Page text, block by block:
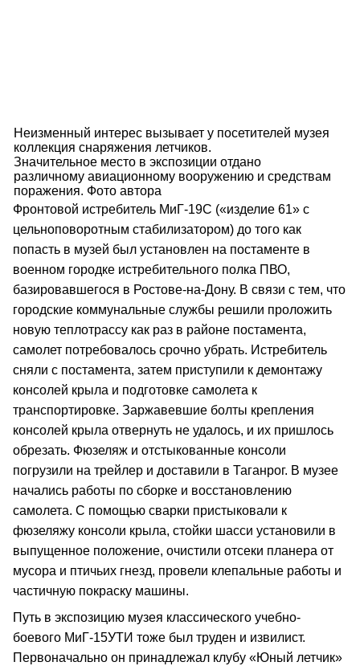
Неизменный интерес вызывает у посетителей музея
коллекция снаряжения летчиков.
Значительное место в экспозиции отдано
различному авиационному вооружению и средствам
поражения. Фото автора
Фронтовой истребитель МиГ-19С («изделие 61» с
цельноповоротным стабилизатором) до того как
попасть в музей был установлен на постаменте в
военном городке истребительного полка ПВО,
базировавшегося в Ростове-на-Дону. В связи с тем, что
городские коммунальные службы решили проложить
новую теплотрассу как раз в районе постамента,
самолет потребовалось срочно убрать. Истребитель
сняли с постамента, затем приступили к демонтажу
консолей крыла и подготовке самолета к
транспортировке. Заржавевшие болты крепления
консолей крыла отвернуть не удалось, и их пришлось
обрезать. Фюзеляж и отстыкованные консоли
погрузили на трейлер и доставили в Таганрог. В музее
начались работы по сборке и восстановлению
самолета. С помощью сварки пристыковали к
фюзеляжу консоли крыла, стойки шасси установили в
выпущенное положение, очистили отсеки планера от
мусора и птичьих гнезд, провели клепальные работы и
частичную покраску машины.
Путь в экспозицию музея классического учебно-
боевого МиГ-15УТИ тоже был труден и извилист.
Первоначально он принадлежал клубу «Юный летчик»